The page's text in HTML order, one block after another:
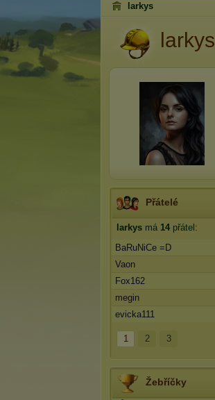
larkys
larkys
Přátelé
larkys má 14 přátel:
BaRuNiCe =D
Vaon
Fox162
megin
evicka111
1 2 3
Žebříčky